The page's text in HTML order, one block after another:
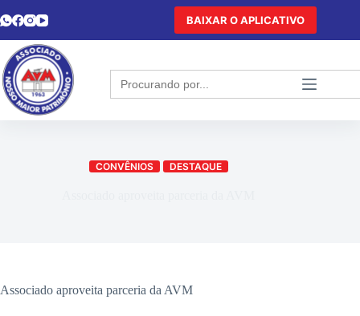
BAIXAR O APLICATIVO
Search
for:
CONVÊNIOS DESTAQUE
Associado aproveita parceria da AVM